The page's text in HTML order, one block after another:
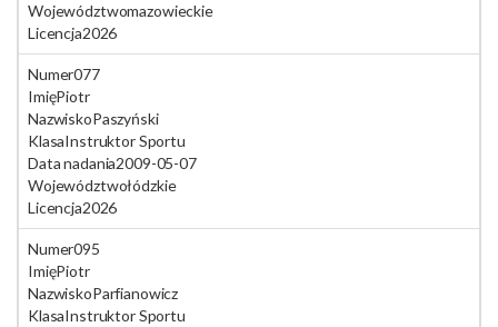
Województwomazowieckie
Licencja2026
Numer077
ImięPiotr
NazwiskoPaszyński
KlasaInstruktor Sportu
Data nadania2009-05-07
Województwołódzkie
Licencja2026
Numer095
ImięPiotr
NazwiskoParfianowicz
KlasaInstruktor Sportu